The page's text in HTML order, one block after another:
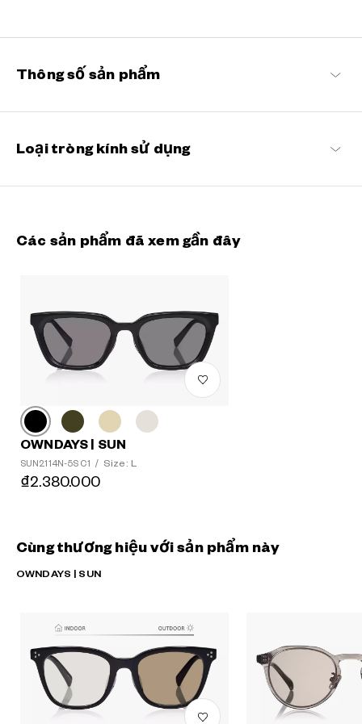
OWNDAYS | SUN Danh sách sản phẩm
Thông số sản phẩm
Loại tròng kính sử dụng
Các sản phẩm đã xem gần đây
OWNDAYS | SUN
SUN2114N-5S C1 / Size: L
₫2.380.000
Cùng thương hiệu với sản phẩm này
OWNDAYS | SUN